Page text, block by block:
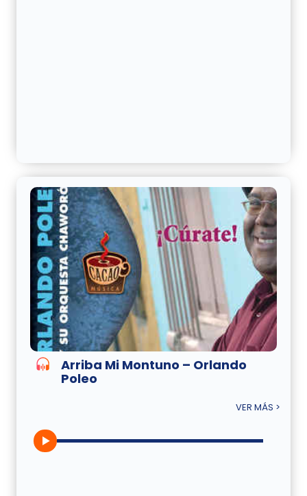
Arriba Mi Montuno – Orlando
Poleo
VER MÁS >